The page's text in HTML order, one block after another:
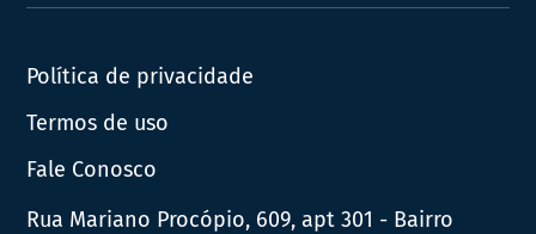
News
Política de privacidade
Termos de uso
Fale Conosco
Rua Mariano Procópio, 609, apt 301 - Bairro